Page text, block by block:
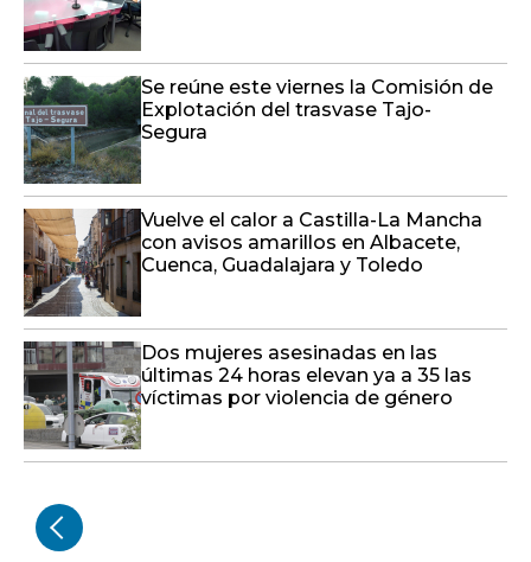
Se reúne este viernes la Comisión de
Explotación del trasvase Tajo-
Segura
Vuelve el calor a Castilla-La Mancha
con avisos amarillos en Albacete,
Cuenca, Guadalajara y Toledo
Dos mujeres asesinadas en las
últimas 24 horas elevan ya a 35 las
víctimas por violencia de género